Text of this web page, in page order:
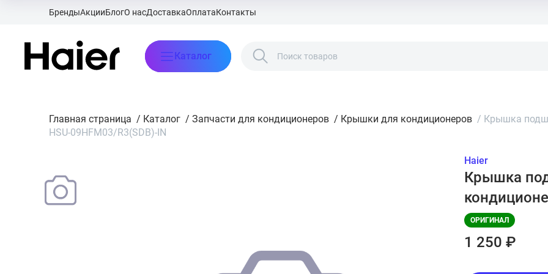
БрендыАкцииБлогО насДоставкаОплатаКонтакты
Каталог
Главная страница / Каталог / Запчасти для кондиционеров / Крышки для кондиционеров / Крышка
HSU-09HFM03/R3(SDB)-IN
Haier
Крышка
ОРИГИНАЛ
1 250 ₽